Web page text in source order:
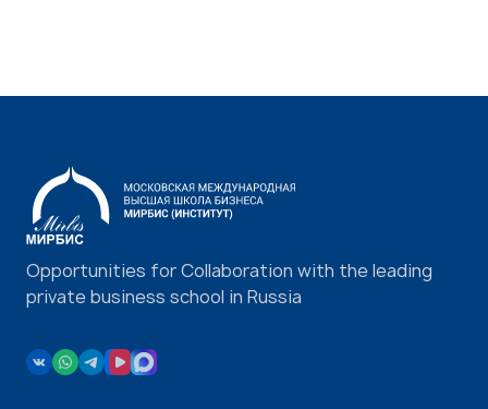
Opportunities for Collaboration with the leading
private business school in Russia